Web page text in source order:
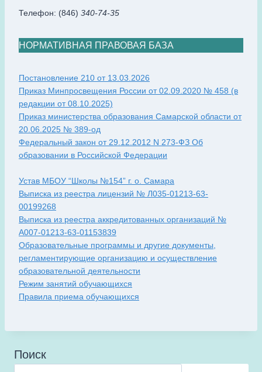
Телефон: (846) 340-74-35
НОРМАТИВНАЯ ПРАВОВАЯ БАЗА
Постановление 210 от 13.03.2026
Приказ Минпросвещения России от 02.09.2020 № 458 (в
редакции от 08.10.2025)
Приказ министерства образования Самарской области от
20.06.2025 № 389-од
Федеральный закон от 29.12.2012 N 273-ФЗ Об
образовании в Российской Федерации
Устав МБОУ “Школы №154” г. о. Самара
Выписка из реестра лицензий № Л035-01213-63-
00199268
Выписка из реестра аккредитованных организаций №
А007-01213-63-01153839
Образовательные программы и другие документы,
регламентирующие организацию и осуществление
образовательной деятельности
Режим занятий обучающихся
Правила приема обучающихся
Поиск